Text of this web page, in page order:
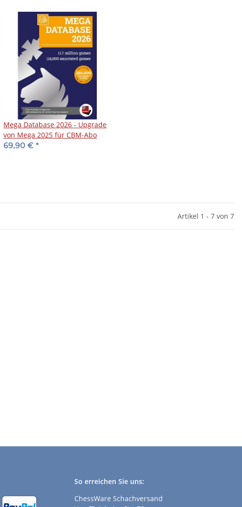
Mega Database 2026 - Upgrade
von Mega 2025 für CBM-Abo
69,90 € *
Artikel 1 - 7 von 7
So erreichen Sie uns:
ChessWare Schachversand